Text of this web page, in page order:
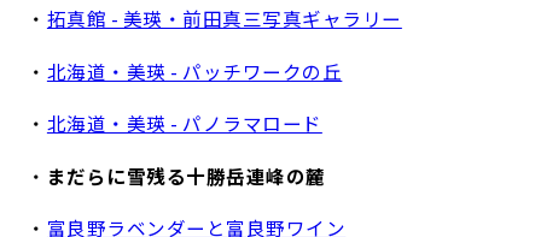
・ 拓真館 - 美瑛・前田真三写真ギャラリー
・ 北海道・美瑛 - パッチワークの丘
・ 北海道・美瑛 - パノラマロード
・ まだらに雪残る十勝岳連峰の麓
・ 富良野ラベンダーと富良野ワイン